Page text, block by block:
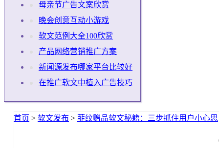
母亲节广告文案欣赏
晚会创意互动小游戏
软文范例大全100欣赏
产品网络营销推广方案
新闻源发布哪家平台比较好
在推广软文中植入广告技巧
首页 > 软文发布 > 菲纹赠品软文秘籍：三步抓住用户小心思